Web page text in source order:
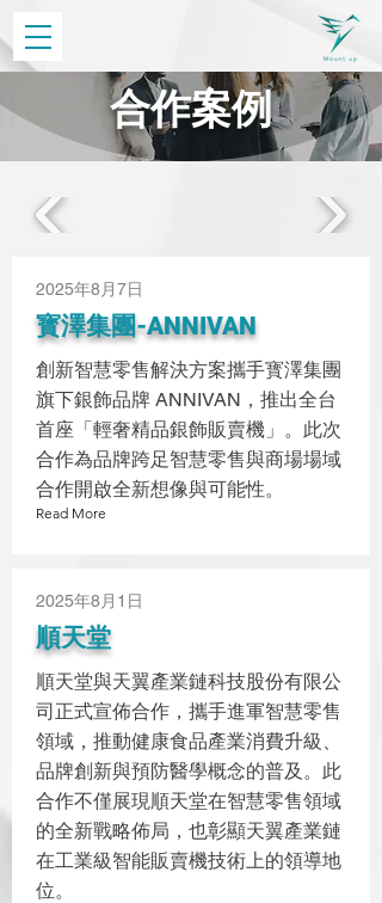
合作案例
2025年8月7日
寳澤集團-ANNIVAN
創新智慧零售解決方案攜手寳澤集團
旗下銀飾品牌 ANNIVAN，推出全台
首座「輕奢精品銀飾販賣機」。此次
合作為品牌跨足智慧零售與商場場域
合作開啟全新想像與可能性。
Read More
2025年8月1日
順天堂
順天堂與天翼產業鏈科技股份有限公
司正式宣佈合作，攜手進軍智慧零售
領域，推動健康食品產業消費升級、
品牌創新與預防醫學概念的普及。此
合作不僅展現順天堂在智慧零售領域
的全新戰略佈局，也彰顯天翼產業鏈
在工業級智能販賣機技術上的領導地
位。